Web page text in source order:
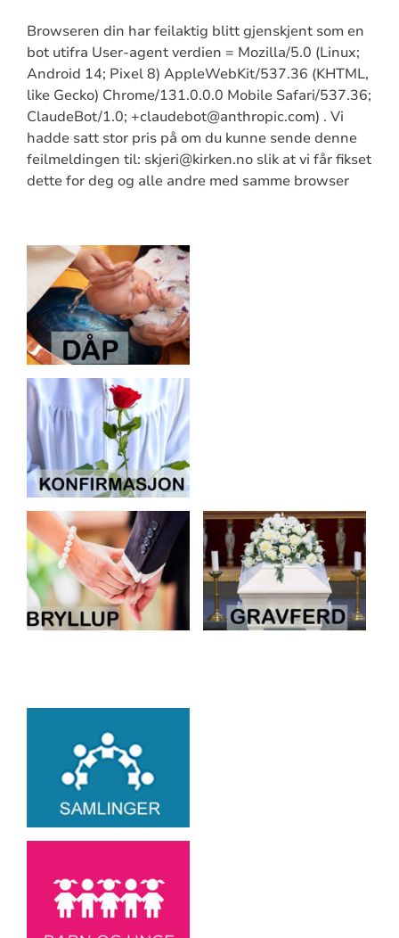
Browseren din har feilaktig blitt gjenskjent som en
bot utifra User-agent verdien = Mozilla/5.0 (Linux;
Android 14; Pixel 8) AppleWebKit/537.36 (KHTML,
like Gecko) Chrome/131.0.0.0 Mobile Safari/537.36;
ClaudeBot/1.0; +claudebot@anthropic.com) . Vi
hadde satt stor pris på om du kunne sende denne
feilmeldingen til: skjeri@kirken.no slik at vi får fikset
dette for deg og alle andre med samme browser
Artikkelsnarveger
Artikkelsnarveger